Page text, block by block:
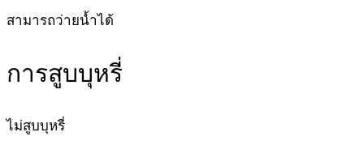
สามารถว่ายน้ำได้
การสูบบุหรี่
ไม่สูบบุหรี่